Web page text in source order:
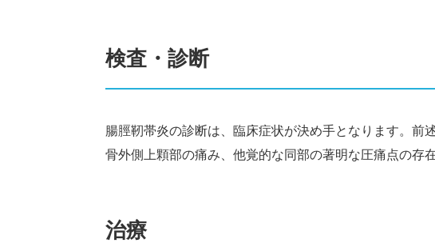
検査・診断
腸脛靭帯炎の診断は、臨床症状が決め手となります。前
骨外側上顆部の痛み、他覚的な同部の著明な圧痛点の存
治療